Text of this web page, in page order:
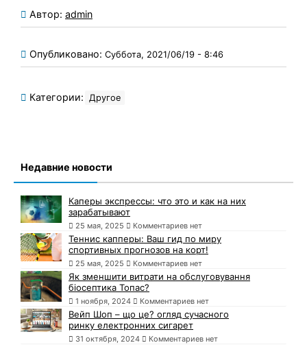
Автор: admin
Опубликовано: Суббота, 2021/06/19 - 8:46
Категории: Другое
Недавние новости
Каперы экспрессы: что это и как на них
зарабатывают
25 мая, 2025 Комментариев нет
Теннис капперы: Ваш гид по миру
спортивных прогнозов на корт!
25 мая, 2025 Комментариев нет
Як зменшити витрати на обслуговування
біосептика Топас?
1 ноября, 2024 Комментариев нет
Вейп Шоп – що це? огляд сучасного
ринку електронних сигарет
31 октября, 2024 Комментариев нет